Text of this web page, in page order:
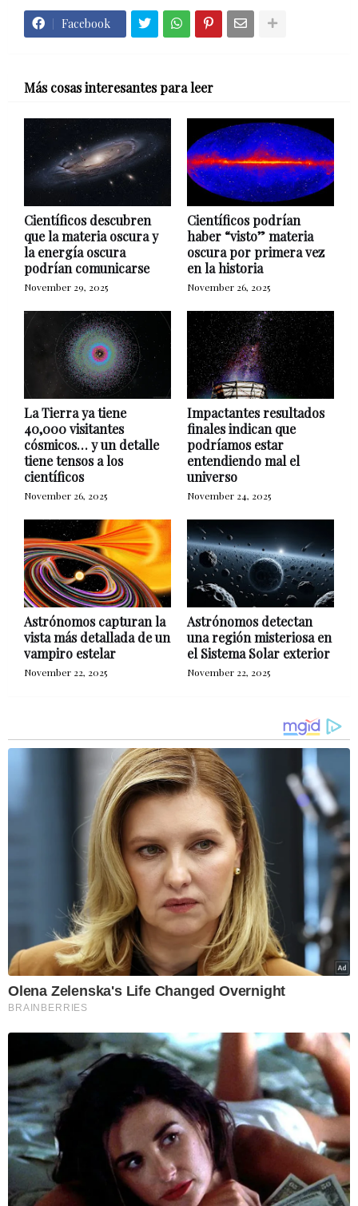
Facebook
Más cosas interesantes para leer
Científicos descubren
que la materia oscura y
la energía oscura
podrían comunicarse
November 29, 2025
Científicos podrían
haber “visto” materia
oscura por primera vez
en la historia
November 26, 2025
La Tierra ya tiene
40,000 visitantes
cósmicos… y un detalle
tiene tensos a los
científicos
November 26, 2025
Impactantes resultados
finales indican que
podríamos estar
entendiendo mal el
universo
November 24, 2025
Astrónomos capturan la
vista más detallada de un
vampiro estelar
November 22, 2025
Astrónomos detectan
una región misteriosa en
el Sistema Solar exterior
November 22, 2025